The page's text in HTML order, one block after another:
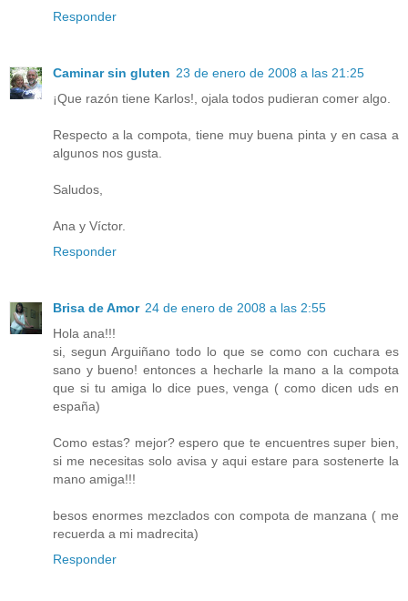
Responder
Caminar sin gluten 23 de enero de 2008 a las 21:25
¡Que razón tiene Karlos!, ojala todos pudieran comer algo.
Respecto a la compota, tiene muy buena pinta y en casa a
algunos nos gusta.
Saludos,
Ana y Víctor.
Responder
Brisa de Amor 24 de enero de 2008 a las 2:55
Hola ana!!!
si, segun Arguiñano todo lo que se como con cuchara es
sano y bueno! entonces a hecharle la mano a la compota
que si tu amiga lo dice pues, venga ( como dicen uds en
españa)
Como estas? mejor? espero que te encuentres super bien,
si me necesitas solo avisa y aqui estare para sostenerte la
mano amiga!!!
besos enormes mezclados con compota de manzana ( me
recuerda a mi madrecita)
Responder